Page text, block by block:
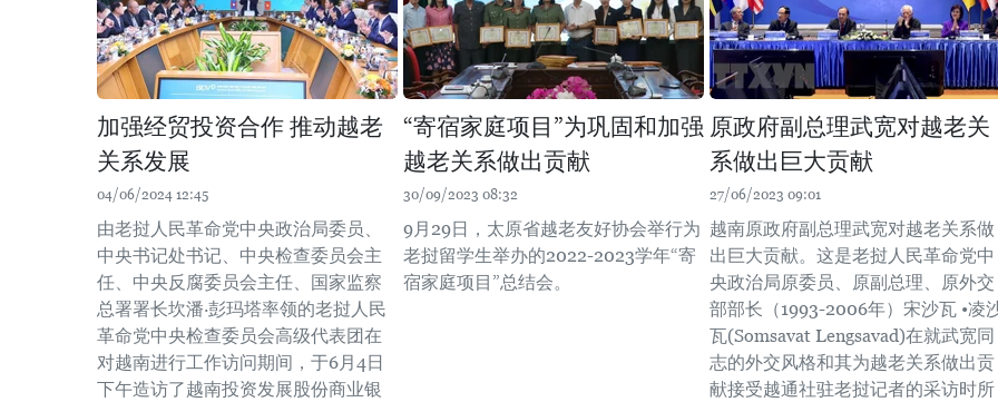
加强经贸投资合作 推动越老
关系发展
04/06/2024 12:45
由老挝人民革命党中央政治局委员、
中央书记处书记、中央检查委员会主
任、中央反腐委员会主任、国家监察
总署署长坎潘·彭玛塔率领的老挝人民
革命党中央检查委员会高级代表团在
对越南进行工作访问期间，于6月4日
下午造访了越南投资发展股份商业银
“寄宿家庭项目”为巩固和加强
越老关系做出贡献
30/09/2023 08:32
9月29日，太原省越老友好协会举行为
老挝留学生举办的2022-2023学年“寄
宿家庭项目”总结会。
原政府副总理武宽对越老关
系做出巨大贡献
27/06/2023 09:01
越南原政府副总理武宽对越老关系做
出巨大贡献。这是老挝人民革命党中
央政治局原委员、原副总理、原外交
部部长（1993-2006年）宋沙瓦 •凌
瓦(Somsavat Lengsavad)在就武宽同
志的外交风格和其为越老关系做出贡
献接受越通社驻老挝记者的采访时所